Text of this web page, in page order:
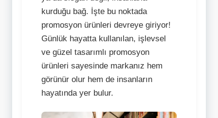
kurduğu bağ. İşte bu noktada
promosyon ürünleri devreye giriyor!
Günlük hayatta kullanılan, işlevsel
ve güzel tasarımlı promosyon
ürünleri sayesinde markanız hem
görünür olur hem de insanların
hayatında yer bulur.